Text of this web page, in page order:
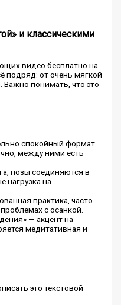
и классическими
видео бесплатно на
подряд: от очень мягкой
Важно понимать, что это
спокойный формат.
между ними есть
позы соединяются в
нагрузка на
практика, часто
с осанкой.
— акцент на
медитативная и
это текстовой